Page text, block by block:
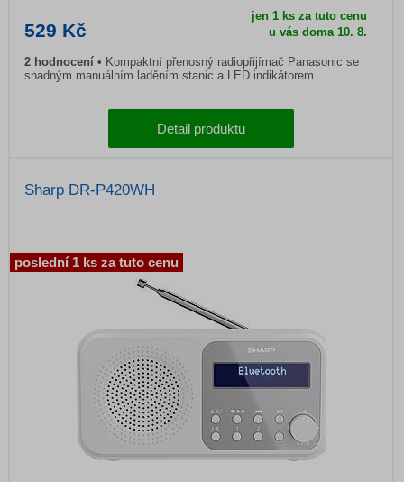
529 Kč
jen 1 ks za tuto cenu
u vás doma10. 8.
2 hodnocení
Kompaktní přenosný radiopřijímač Panasonic se
snadným manuálním laděním stanic a LED indikátorem.
Detail produktu
Sharp DR-P420WH
poslední 1 ks za tuto cenu